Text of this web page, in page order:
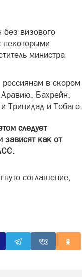
без визового
некоторыми
министра
россиянам в скором
Бахрейн,
Тринидад и Тобаго.
следует
зависят как от
соглашение,